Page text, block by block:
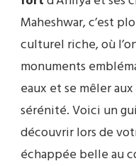
Maheshwar, c’est
culturel riche, où
monuments
eaux et se mêler
sérénité. Voici un
découvrir lors de
échappée belle au